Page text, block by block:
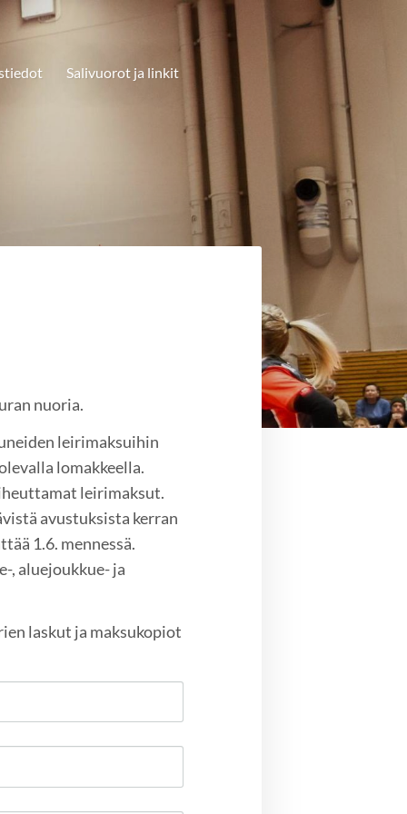
Salivuorot ja linkit
nuoria.
leirimaksuihin
lomakkeella.
leirimaksut.
avustuksista kerran
1.6. mennessä.
, aluejoukkue- ja
laskut ja maksukopiot